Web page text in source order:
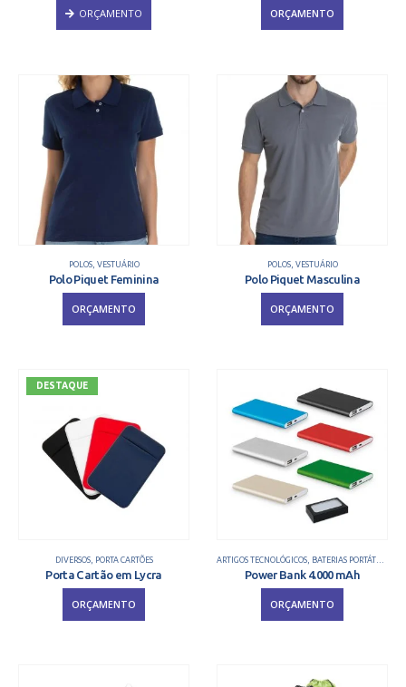
ORÇAMENTO ORÇAMENTO
POLOS, VESTUÁRIO
Polo Piquet Feminina
ORÇAMENTO
POLOS, VESTUÁRIO
Polo Piquet Masculina
ORÇAMENTO
DESTAQUE
DIVERSOS, PORTA CARTÕES
Porta Cartão em Lycra
ORÇAMENTO
ARTIGOS TECNOLÓGICOS BATERIAS PORTÁTEIS
Power Bank 4.000 mAh
ORÇAMENTO